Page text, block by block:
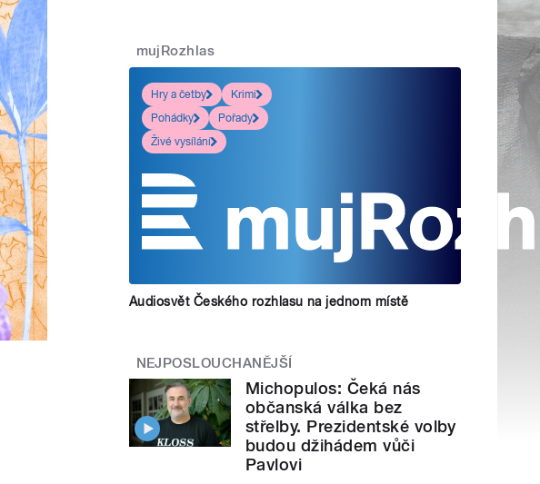
mujRozhlas
Hry a četby
Krimi
Pohádky
Pořady
Živé vysílání
Audiosvět Českého rozhlasu na jednom místě
NEJPOSLOUCHANĚJŠÍ
Michopulos: Čeká nás
občanská válka bez
střelby. Prezidentské volby
budou džihádem vůči
Pavlovi